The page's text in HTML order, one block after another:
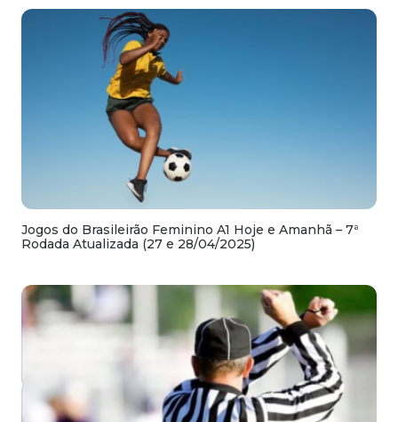
Jogos do Brasileirão Feminino A1 Hoje e Amanhã – 7ª
Rodada Atualizada (27 e 28/04/2025)